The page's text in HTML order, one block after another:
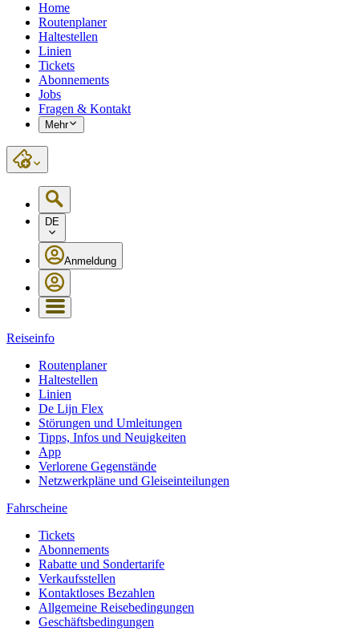
Home
Routenplaner
Haltestellen
Linien
Tickets
Abonnements
Jobs
Fragen & Kontakt
Mehr
DE
Anmeldung
Reiseinfo
Routenplaner
Haltestellen
Linien
De Lijn Flex
Störungen und Umleitungen
Tipps, Infos und Neuigkeiten
App
Verlorene Gegenstände
Netzwerkpläne und Gleiseinteilungen
Fahrscheine
Tickets
Abonnements
Rabatte und Sondertarife
Verkaufsstellen
Kontaktloses Bezahlen
Allgemeine Reisebedingungen
Geschäftsbedingungen